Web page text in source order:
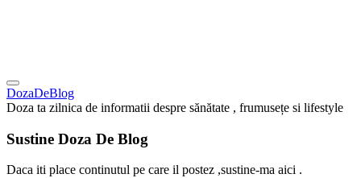
DozaDeBlog
Doza ta zilnica de informatii despre sănătate , frumusețe si lifestyle
Sustine Doza De Blog
Daca iti place continutul pe care il postez ,sustine-ma aici .